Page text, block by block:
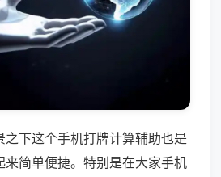
之下这个手机打牌计算辅助也是
来简单便捷。特别是在大家手机